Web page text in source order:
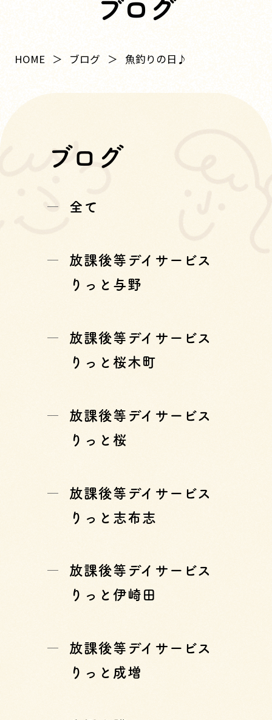
ブログ
HOME ブログ 魚釣りの日♪
ブログ
全て
放課後等デイサービス
りっと与野
放課後等デイサービス
りっと桜木町
放課後等デイサービス
りっと桜
放課後等デイサービス
りっと志布志
放課後等デイサービス
りっと伊崎田
放課後等デイサービス
りっと成増